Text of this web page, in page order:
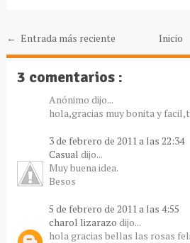
← Entrada más reciente Inicio
3 comentarios :
Anónimo dijo...
hola,gracias muy bonita y
3 de febrero de 2011 a las 22:34
Casual dijo...
Muy buena idea.
Besos
5 de febrero de 2011 a las 4:55
charol lizarazo dijo...
hola gracias bellas las rosas